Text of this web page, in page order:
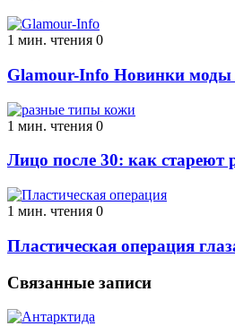
1 мин. чтения 0
Glamour-Info Новинки моды
1 мин. чтения 0
Лицо после 30: как
1 мин. чтения 0
Пластическая операция
Связанные записи